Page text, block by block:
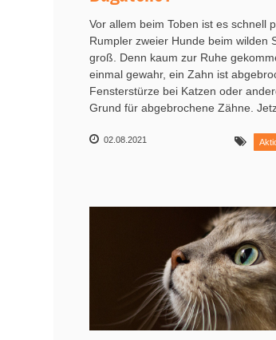
Vor allem beim Toben ist es schnell
Rumpler zweier Hunde beim wilden
groß. Denn kaum zur Ruhe
einmal gewahr, ein Zahn ist
Fensterstürze bei Katzen oder
Grund für abgebrochene Zähne.
02.08.2021